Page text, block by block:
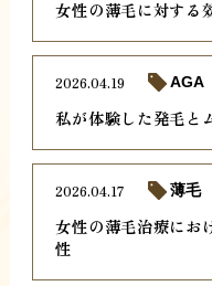
女性の薄毛に対する
私が体験した発毛と
2026.04.19 AGA
女性の薄毛治療にお
性
2026.04.17 薄毛